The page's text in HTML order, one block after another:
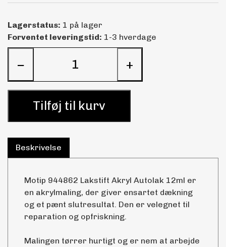
Lagerstatus: 1 på lager
Forventet leveringstid: 1-3 hverdage
− +
Tilføj til kurv
Beskrivelse
Motip 944862 Lakstift Akryl Autolak 12ml er
en akrylmaling, der giver ensartet dækning
og et pænt slutresultat. Den er velegnet til
reparation og opfriskning.
Malingen tørrer hurtigt og er nem at arbejde